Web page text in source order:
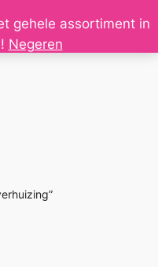
gehele assortiment in
Negeren